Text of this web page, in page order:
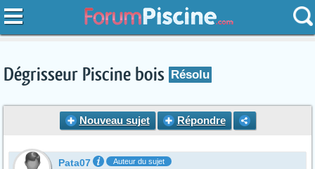
Dégrisseur Piscine bois Résolu
Nouveau sujet Répondre
Pata07 Auteur du sujet